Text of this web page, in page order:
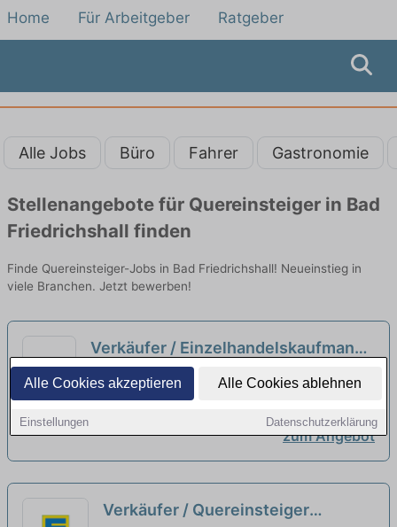
Alle Cookies akzeptieren Alle Cookies ablehnen
Einstellungen Datenschutzerklärung
Home Für Arbeitgeber Ratgeber
Alle Jobs Büro Fahrer Gastronomie
Stellenangebote für Quereinsteiger in Bad
Friedrichshall finden
Finde Quereinsteiger-Jobs in Bad Friedrichshall! Neueinstieg in
viele Branchen. Jetzt bewerben!
Verkäufer / Einzelhandelskaufmann -
Quereinsteiger (m/w/d)
Aktiv-Markt Kleinglattbach Arlt Einzelhandel
e.K. | Waldbrunn
zum Angebot
Verkäufer / Quereinsteiger